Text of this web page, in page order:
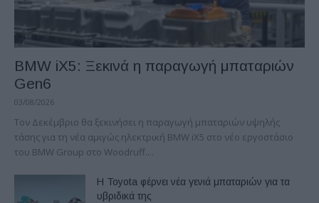
BMW iX5: Ξεκινά η παραγωγή μπαταριών
Gen6
03/08/2026
Τον Δεκέμβριο θα ξεκινήσει η παραγωγή μπαταριών υψηλής
τάσης για τη νέα αμιγώς ηλεκτρική BMW iX5 στο νέο εργοστάσιο
του BMW Group στο Woodruff....
Η Toyota φέρνει νέα γενιά μπαταριών για τα
υβριδικά της